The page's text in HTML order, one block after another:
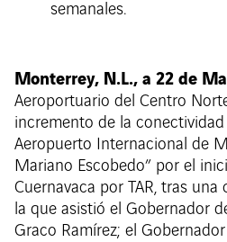
semanales.
Monterrey, N.L., a 22 de
Aeroportuario del Centro
incremento de la
Aeropuerto Internacional de
Mariano Escobedo” por el
Cuernavaca por TAR, tras
la que asistió el Gobernador
Graco Ramírez; el